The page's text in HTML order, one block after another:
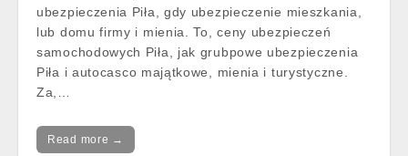
ubezpieczenia Piła, gdy ubezpieczenie mieszkania,
lub domu firmy i mienia. To, ceny ubezpieczeń
samochodowych Piła, jak grubpowe ubezpieczenia
Piła i autocasco majątkowe, mienia i turystyczne.
Za,…
Read more →